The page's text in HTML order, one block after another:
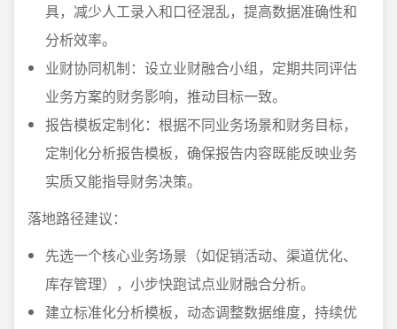
具，减少人工录入和口径混乱，提高数据准确性和
分析效率。
业财协同机制：设立业财融合小组，定期共同评估
业务方案的财务影响，推动目标一致。
报告模板定制化：根据不同业务场景和财务目标，
定制化分析报告模板，确保报告内容既能反映业务
实质又能指导财务决策。
落地路径建议：
先选一个核心业务场景（如促销活动、渠道优化、
库存管理），小步快跑试点业财融合分析。
建立标准化分析模板，动态调整数据维度，持续优